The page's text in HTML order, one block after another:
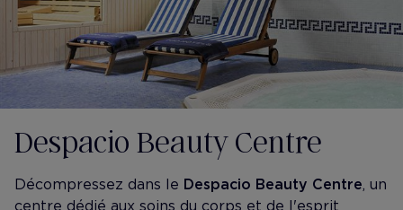
Despacio Beauty Centre
Décompressez dans le Despacio Beauty Centre , un
centre dédié aux soins du corps et de l'esprit